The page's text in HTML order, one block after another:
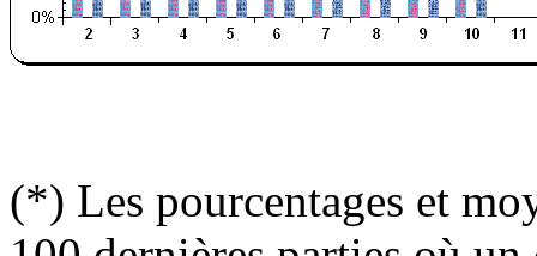
(*) Les pourcentages et